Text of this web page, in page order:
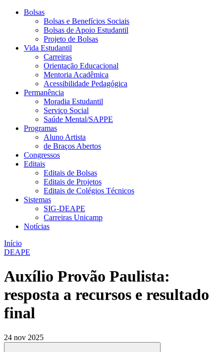
Bolsas
Bolsas e Benefícios Sociais
Bolsas de Apoio Estudantil
Projeto de Bolsas
Vida Estudantil
Carreiras
Orientação Educacional
Mentoria Acadêmica
Acessibilidade Pedagógica
Permanência
Moradia Estudantil
Serviço Social
Saúde Mental/SAPPE
Programas
Aluno Artista
de Braços Abertos
Congressos
Editais
Editais de Bolsas
Editais de Projetos
Editais de Colégios Técnicos
Sistemas
SIG-DEAPE
Carreiras Unicamp
Notícias
Início
DEAPE
Auxílio Provão Paulista:
resposta a recursos e resultado
final
24 nov 2025